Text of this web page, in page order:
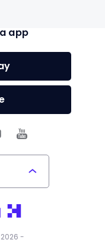
app